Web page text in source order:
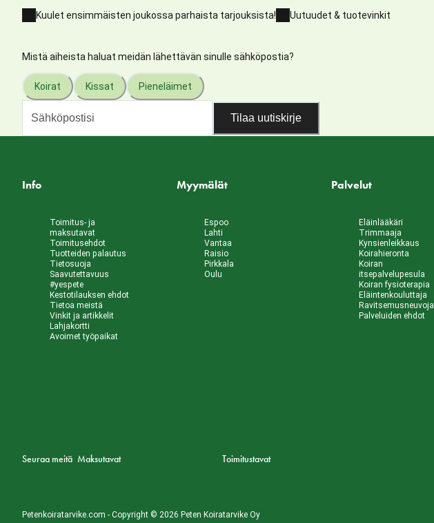
Kuulet ensimmäisten joukossa parhaista tarjouksista! Uutuudet & tuotevinkit
Mistä aiheista haluat meidän lähettävän sinulle sähköpostia?
Koirat Kissat Pieneläimet
Tilaa uutiskirje
Info
Toimitus- ja
maksutavat
Toimitusehdot
Tuotteiden palautus
Tietosuoja
Saavutettavuus
#yespete
Kestotilauksen ehdot
Tietoa meistä
Vinkit ja artikkelit
Lahjakortti
Avoimet työpaikat
Myymälät
Espoo
Lahti
Vantaa
Raisio
Pirkkala
Oulu
Palvelut
Eläinlääkäri
Trimmaaja
Kynsienleikkaus
Koirahieronta
Koiran
itsepalvelupesula
Koiran fysioterapia
Eläintenkouluttaja
Ravitsemusneuvoja
Palveluiden ehdot
Seuraa meitä Maksutavat Toimitustavat
Petenkoiratarvike.com - Copyright © 2026 Peten Koiratarvike Oy